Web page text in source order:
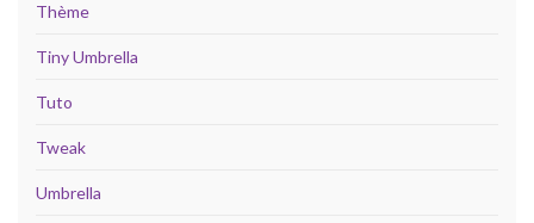
Thème
Tiny Umbrella
Tuto
Tweak
Umbrella